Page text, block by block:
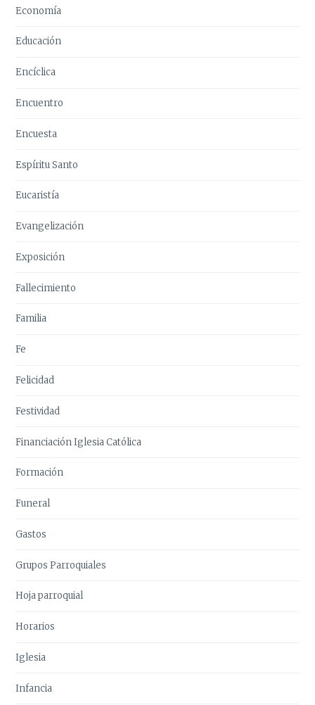
Economía
Educación
Encíclica
Encuentro
Encuesta
Espíritu Santo
Eucaristía
Evangelización
Exposición
Fallecimiento
Familia
Fe
Felicidad
Festividad
Financiación Iglesia Católica
Formación
Funeral
Gastos
Grupos Parroquiales
Hoja parroquial
Horarios
Iglesia
Infancia